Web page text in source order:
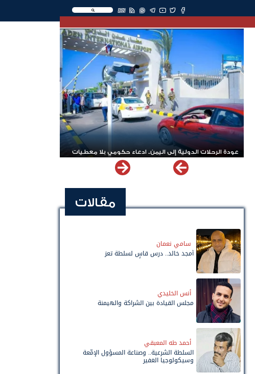
EN
عودة الرحلات الدولية إلى اليمن.. ادعاء حكومي بلا معطيات
مقالات
سامي نعمان
أمجد خالد.. درس قاسٍ لسلطة تعز
أنس الخليدي
مجلس القيادة بين الشراكة والهيمنة
أحمد طه المعبقي
السلطة الشرعية.. وصناعة المسؤول الإمّعة
وسيكولوجيا الغفير